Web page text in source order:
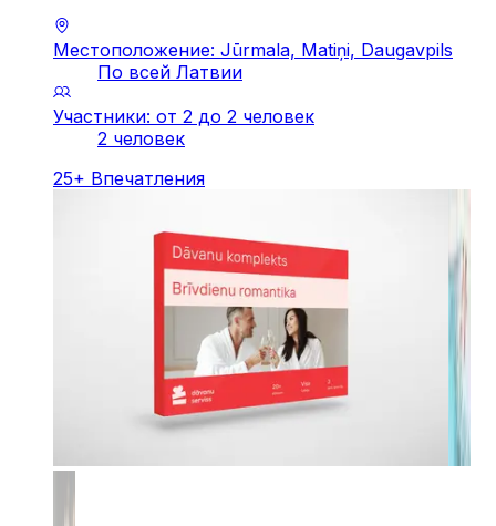
Местоположение: Jūrmala, Matiņi, Daugavpils
По всей Латвии
Участники: от 2 до 2 человек
2 человек
25+ Впечатления